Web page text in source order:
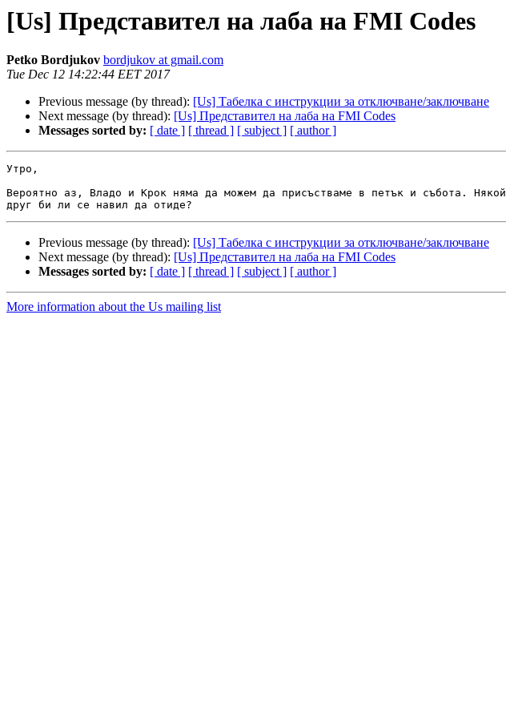
[Us] Представител на лаба на FMI Codes
Petko Bordjukov bordjukov at gmail.com
Tue Dec 12 14:22:44 EET 2017
Previous message (by thread): [Us] Табелка с инструкции за отключване/заключване
Next message (by thread): [Us] Представител на лаба на FMI Codes
Messages sorted by: [ date ] [ thread ] [ subject ] [ author ]
Утро,
Вероятно аз, Владо и Крок няма да можем да присъстваме в петък и събота. Някой
Previous message (by thread): [Us] Табелка с инструкции за отключване/заключване
Next message (by thread): [Us] Представител на лаба на FMI Codes
Messages sorted by: [ date ] [ thread ] [ subject ] [ author ]
More information about the Us mailing list